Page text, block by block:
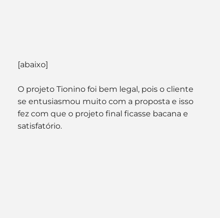
[abaixo]
O projeto Tionino foi bem legal, pois o cliente
se entusiasmou muito com a proposta e isso
fez com que o projeto final ficasse bacana e
satisfatório.